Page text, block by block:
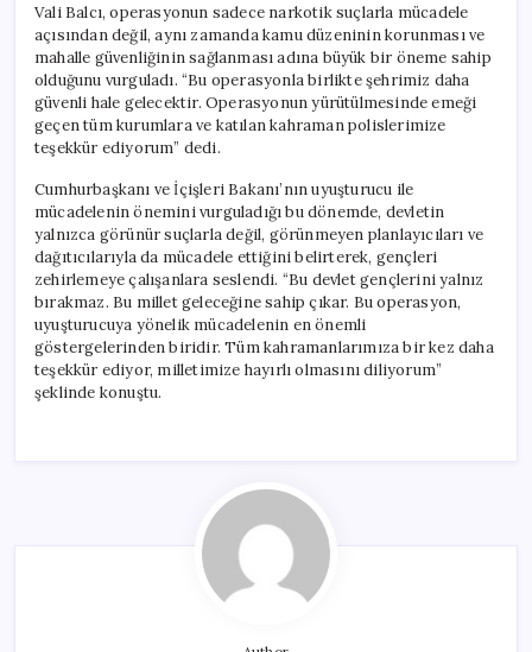
Vali Balcı, operasyonun sadece narkotik suçlarla mücadele
açısından değil, aynı zamanda kamu düzeninin korunması ve
mahalle güvenliğinin sağlanması adına büyük bir öneme sahip
olduğunu vurguladı. “Bu operasyonla birlikte şehrimiz daha
güvenli hale gelecektir. Operasyonun yürütülmesinde emeği
geçen tüm kurumlara ve katılan kahraman polislerimize
teşekkür ediyorum” dedi.
Cumhurbaşkanı ve İçişleri Bakanı’nın uyuşturucu ile
mücadelenin önemini vurguladığı bu dönemde, devletin
yalnızca görünür suçlarla değil, görünmeyen planlayıcıları ve
dağıtıcılarıyla da mücadele ettiğini belirterek, gençleri
zehirlemeye çalışanlara seslendi. “Bu devlet gençlerini yalnız
bırakmaz. Bu millet geleceğine sahip çıkar. Bu operasyon,
uyuşturucuya yönelik mücadelenin en önemli
göstergelerinden biridir. Tüm kahramanlarımıza bir kez daha
teşekkür ediyor, milletimize hayırlı olmasını diliyorum”
şeklinde konuştu.